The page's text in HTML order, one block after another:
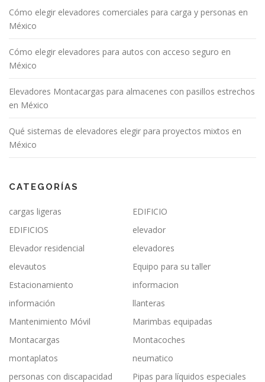
Cómo elegir elevadores comerciales para carga y personas en
México
Cómo elegir elevadores para autos con acceso seguro en
México
Elevadores Montacargas para almacenes con pasillos estrechos
en México
Qué sistemas de elevadores elegir para proyectos mixtos en
México
CATEGORÍAS
cargas ligeras
EDIFICIO
EDIFICIOS
elevador
Elevador residencial
elevadores
elevautos
Equipo para su taller
Estacionamiento
informacion
información
llanteras
Mantenimiento Móvil
Marimbas equipadas
Montacargas
Montacoches
montaplatos
neumatico
personas con discapacidad
Pipas para líquidos especiales